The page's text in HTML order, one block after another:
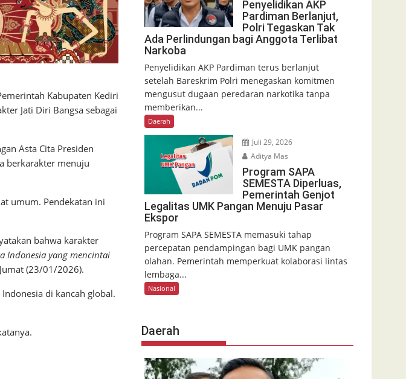
Kabupaten Kediri
Jati Diri Bangsa sebagai
Asta Cita Presiden
berkarakter menuju
umum. Pendekatan ini
bahwa karakter
Indonesia yang mencintai
(23/01/2026).
di kancah global.
Penyelidikan AKP
Pardiman Berlanjut,
Polri Tegaskan Tak
Ada Perlindungan bagi Anggota Terlibat
Narkoba
Penyelidikan AKP Pardiman terus berlanjut
setelah Bareskrim Polri menegaskan komitmen
mengusut dugaan peredaran narkotika tanpa
memberikan...
Daerah
Juli 29, 2026
Aditya Mas
Program SAPA
SEMESTA Diperluas,
Pemerintah Genjot
Legalitas UMK Pangan Menuju Pasar
Ekspor
Program SAPA SEMESTA memasuki tahap
percepatan pendampingan bagi UMK pangan
olahan. Pemerintah memperkuat kolaborasi lintas
lembaga...
Nasional
Daerah